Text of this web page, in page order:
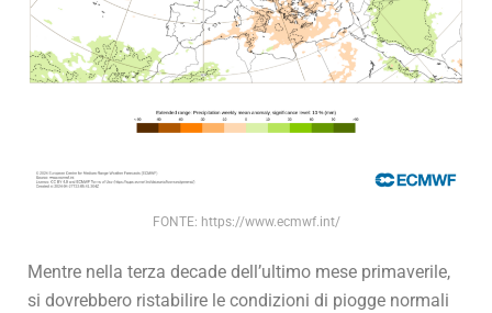
FONTE: https://www.ecmwf.int/
Mentre nella terza decade dell’ultimo mese primaverile,
si dovrebbero ristabilire le condizioni di piogge normali